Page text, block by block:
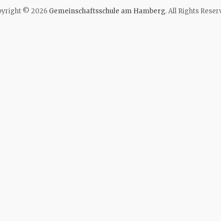
© 2026 Gemeinschaftsschule am Hamberg. All Rights